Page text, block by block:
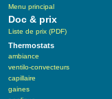
Menu principal
Doc & prix
Liste de prix (PDF)
Thermostats
ambiance
ventilo-convecteurs
capillaire
gaines